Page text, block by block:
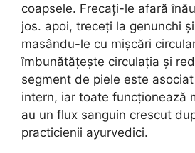
coapsele. Frecați-le afară
jos. apoi, treceți la genunchi
masându-le cu mișcări
îmbunătățește circulația și
segment de piele este
intern, iar toate funcționează
au un flux sanguin crescut
practicienii ayurvedici.